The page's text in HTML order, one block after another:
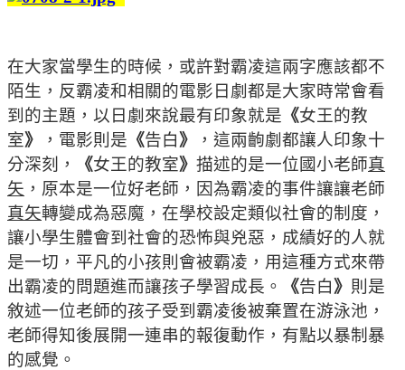
在大家當學生的時候，或許對霸凌這兩字應該都不
陌生，反霸凌和相關的電影日劇都是大家時常會看
到的主題，以日劇來說最有印象就是 《女王的教
室》 ，電影則是 《告白》
，這兩齣劇都讓人印象十
分深刻，
《女王的教室》 描述的是一位國小老師真
矢 ，原本是一位好老師，因為霸凌的事件讓讓老師
真矢轉變成為惡魔，在學校設定類似社會的制度，
讓小學生體會到社會的恐怖與兇惡，成績好的人就
是一切，平凡的小孩則會被霸凌，用這種方式來帶
出霸凌的問題進而讓孩子學習成長。
《告白》 則是
敘述一位老師的孩子受到霸凌後被棄置在游泳池，
老師得知後展開一連串的報復動作，有點以暴制暴
的感覺。